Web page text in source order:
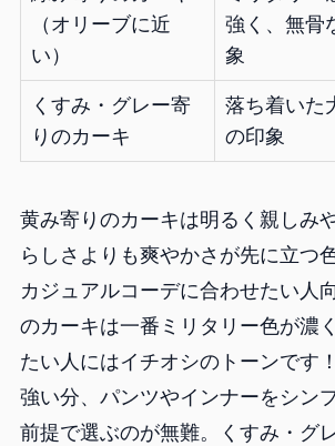
（オリーブに近
い）
強く、無骨
象
くすみ・グレー寄
りのカーキ
落ち着いた
の印象
黄み寄りのカーキは明るく親しみ
らしさよりも爽やかさが先に立つ
カジュアルコーデに合わせたい人
のカーキは一番ミリタリー色が濃
たい人にはイチオシのトーンです
強い分、パンツやインナーをシン
前提で選ぶのが無難。くすみ・グ